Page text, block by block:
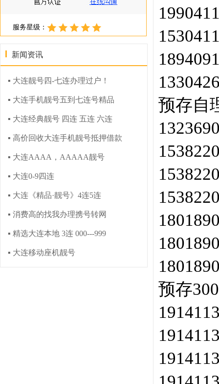
预
预存300
服务星级：
新闻资讯
▪ 大连靓号四-七连办理过户！
▪ 大连手机靓号五到七连号精品
▪ 大连经典靓号 四连 五连 六连
▪ 高价回收大连手机靓号抵押借款
▪ 大连AAAA，AAAAA靓号
▪ 大连0-9四连
▪ 大连《精品·靓号》4连5连
▪ 消费高的找我办理携号转网
▪ 精选大连本地 3连 000---999
▪ 大连移动座机靓号